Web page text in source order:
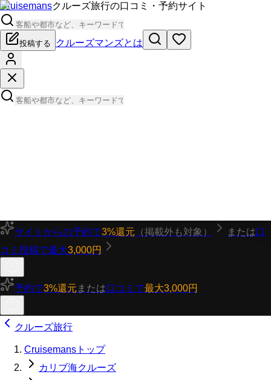
Cruisemansクルーズ旅行の口コミ・予約サイト
投稿する クルーズマンズとは
サイトからの予約で3%還元 （掲載外も対象） または口
コミ投稿で最大3,000円
予約で3%還元 または口コミで最大3,000円
クルーズ旅行
Cruisemansトップ
カリブ海クルーズ